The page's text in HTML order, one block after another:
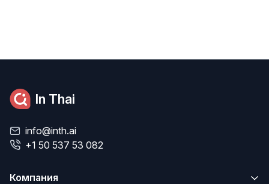
In Thai
info@inth.ai
+1 50 537 53 082
Компания